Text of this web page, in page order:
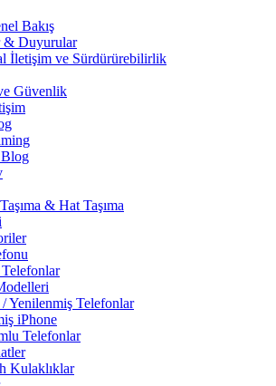
Bakış
& Duyurular
İletişim ve Sürdürürebilirlik
Güvenlik
& Hat Taşıma
Yenilenmiş Telefonlar
iPhone
Telefonlar
Kulaklıklar